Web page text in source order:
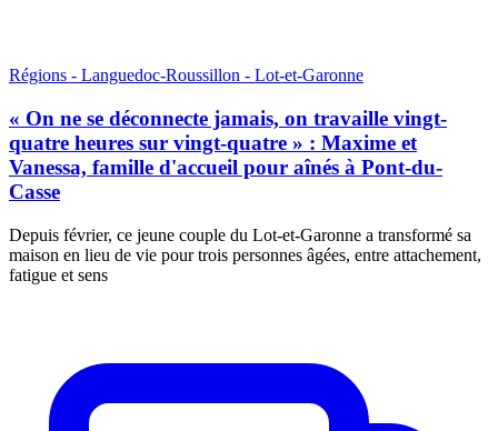
Régions - Languedoc-Roussillon - Lot-et-Garonne
« On ne se déconnecte jamais, on travaille vingt-
quatre heures sur vingt-quatre » : Maxime et
Vanessa, famille d'accueil pour aînés à Pont-du-
Casse
Depuis février, ce jeune couple du Lot-et-Garonne a transformé sa
maison en lieu de vie pour trois personnes âgées, entre attachement,
fatigue et sens